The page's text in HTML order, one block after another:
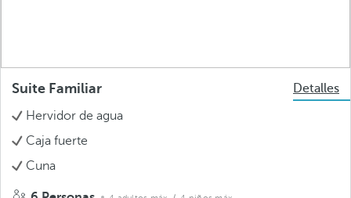
Suite Familiar
Detalles
Hervidor de agua
Caja fuerte
Cuna